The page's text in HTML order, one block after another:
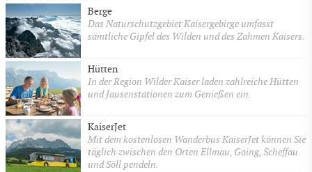
Berge
Das Naturschutzgebiet Kaisergebirge umfasst
sämtliche Gipfel des Wilden und des Zahmen Kaisers.
Hütten
In der Region Wilder Kaiser laden zahlreiche Hütten
und Jausenstationen zum Genießen ein.
KaiserJet
Mit dem kostenlosen Wanderbus KaiserJet können Sie
täglich zwischen den Orten Ellmau, Going, Scheffau
und Söll pendeln.